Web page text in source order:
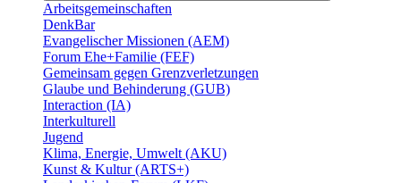
Arbeitsgemeinschaften
DenkBar
Evangelischer Missionen (AEM)
Forum Ehe+Familie (FEF)
Gemeinsam gegen Grenzverletzungen
Glaube und Behinderung (GUB)
Interaction (IA)
Interkulturell
Jugend
Klima, Energie, Umwelt (AKU)
Kunst & Kultur (ARTS+)